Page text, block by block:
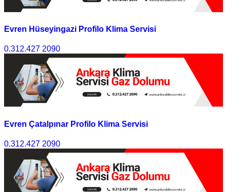
Evren Hüseyingazi Profilo Klima Servisi
0.312.427 2090
Evren Çatalpınar Profilo Klima Servisi
0.312.427 2090